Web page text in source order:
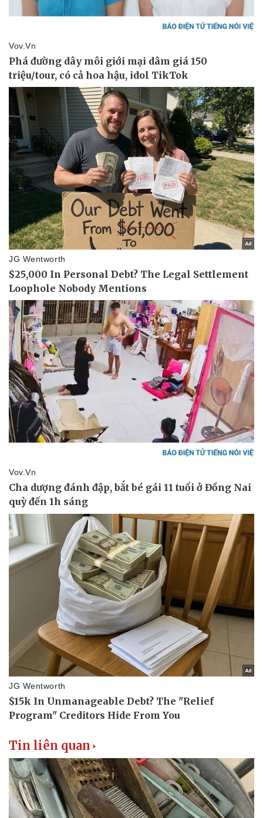
Sức khỏe
Dinh dưỡng - món ngon
Cây thuốc
Sản phụ khoa
Nhi khoa
Nam khoa
Làm đẹp - giảm cân
Đời sống
Nhà đẹp
Blog
Tình yêu - Gia đình
Tin liên quan